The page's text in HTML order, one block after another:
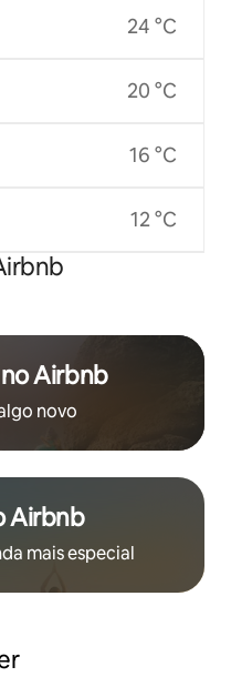
24 °C
20 °C
16 °C
12 °C
Airbnb
novo
Airbnb
mais especial